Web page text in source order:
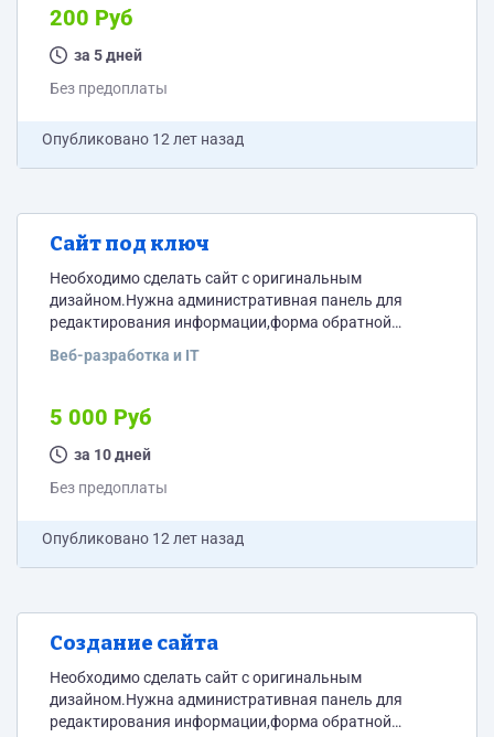
200 Руб
за 5 дней
Без предоплаты
Опубликовано 12 лет назад
Сайт под ключ
Необходимо сделать сайт с оригинальным
дизайном.Нужна административная панель для
редактирования информации,форма обратной
информации.Так же должна быть проведена
оптимизация(оптимизация к поисковикам,
регистрация в вебмастере яндекса и гугла .метрика и
т.д.) .Сайт по строительной тематике.Бюджет
Веб-разработка и IT
5 000 Руб
за 10 дней
Без предоплаты
Опубликовано 12 лет назад
Создание сайта
Необходимо сделать сайт с оригинальным
дизайном.Нужна административная панель для
редактирования информации,форма обратной